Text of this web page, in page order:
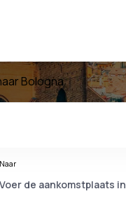
Bologna
Naar